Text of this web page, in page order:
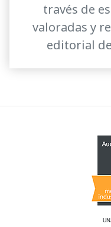
través de
valoradas y
editorial